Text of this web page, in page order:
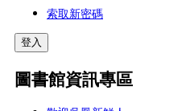
索取新密碼
圖書館資訊專區